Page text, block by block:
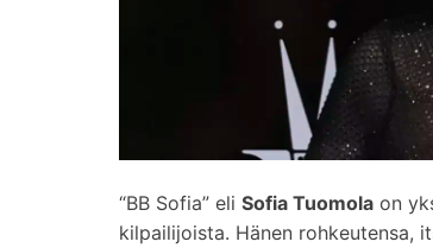
“BB Sofia” eli Sofia Tuomola on
kilpailijoista. Hänen rohkeutensa,